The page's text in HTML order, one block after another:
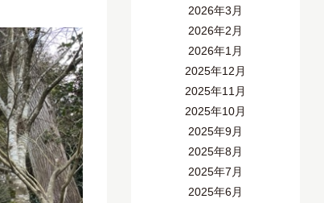
2026年3月
2026年2月
2026年1月
2025年12月
2025年11月
2025年10月
2025年9月
2025年8月
2025年7月
2025年6月